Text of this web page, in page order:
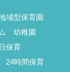
域型保育園
幼稚園
保育
24時間保育